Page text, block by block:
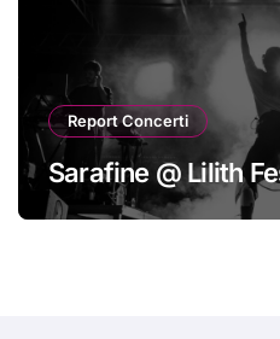
Report Concerti
Sarafine @ Lilith